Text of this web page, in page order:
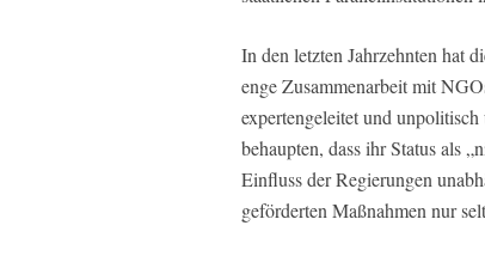
In den letzten Jahrzehnten hat
enge Zusammenarbeit mit
expertengeleitet und
behaupten, dass ihr Status als
Einfluss der Regierungen
geförderten Maßnahmen nur